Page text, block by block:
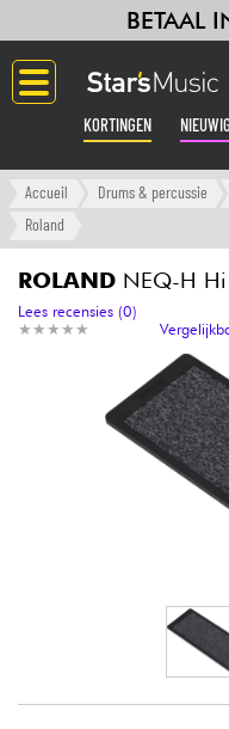
BETAAL
KORTINGEN
Langue
Versterker &
Toetsenbord & Piano
Synths & samplers
Accueil Drums & percussie
Roland
ROLAND NEQ-H
★ ★ ★ ★ ★
★ ★ ★ ★ ★
Lees recensies (0)